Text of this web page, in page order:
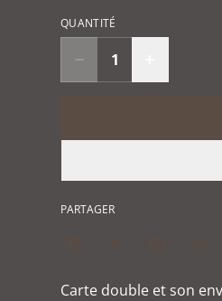
QUANTITÉ
PARTAGER
Carte double et son